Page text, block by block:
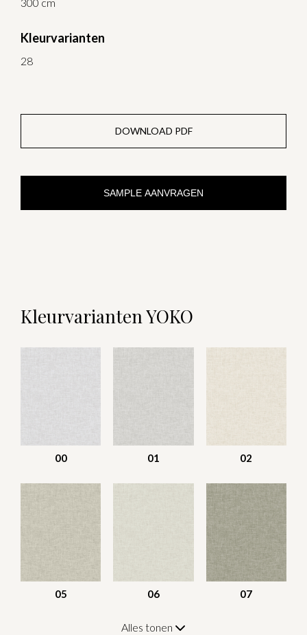
Kleurvarianten
28
DOWNLOAD PDF
SAMPLE AANVRAGEN
Kleurvarianten YOKO
00 01 02
05 06 07
Alles tonen